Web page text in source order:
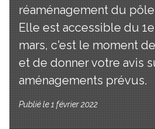
réaménagement du
Elle est accessible du
mars, c'est le moment
et de donner votre avis
aménagements prévus.
Publié le 1 février 2022